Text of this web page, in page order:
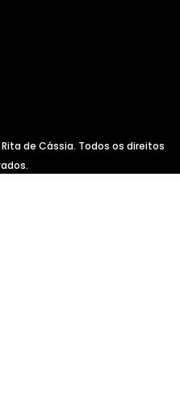
de Cássia. Todos os direitos